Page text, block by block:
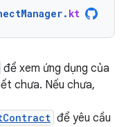
. kt
để xem ứng dụng của
chưa. Nếu chưa,
để yêu cầu